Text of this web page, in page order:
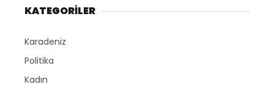
KATEGORİLER
Karadeniz
Politika
Kadın